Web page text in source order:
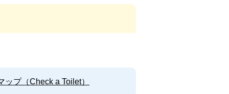
プ（Check a Toilet）